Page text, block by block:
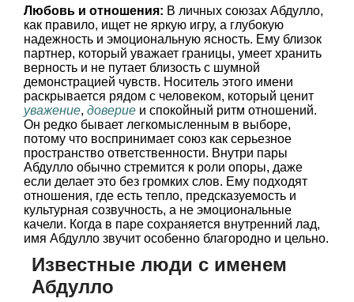
Любовь и отношения: В личных союзах Абдулло,
как правило, ищет не яркую игру, а глубокую
надежность и эмоциональную ясность. Ему близок
партнер, который уважает границы, умеет хранить
верность и не путает близость с шумной
демонстрацией чувств. Носитель этого имени
раскрывается рядом с человеком, который ценит
уважение, доверие и спокойный ритм отношений.
Он редко бывает легкомысленным в выборе,
потому что воспринимает союз как серьезное
пространство ответственности. Внутри пары
Абдулло обычно стремится к роли опоры, даже
если делает это без громких слов. Ему подходят
отношения, где есть тепло, предсказуемость и
культурная созвучность, а не эмоциональные
качели. Когда в паре сохраняется внутренний лад,
имя Абдулло звучит особенно благородно и цельно.
Известные люди с именем
Абдулло